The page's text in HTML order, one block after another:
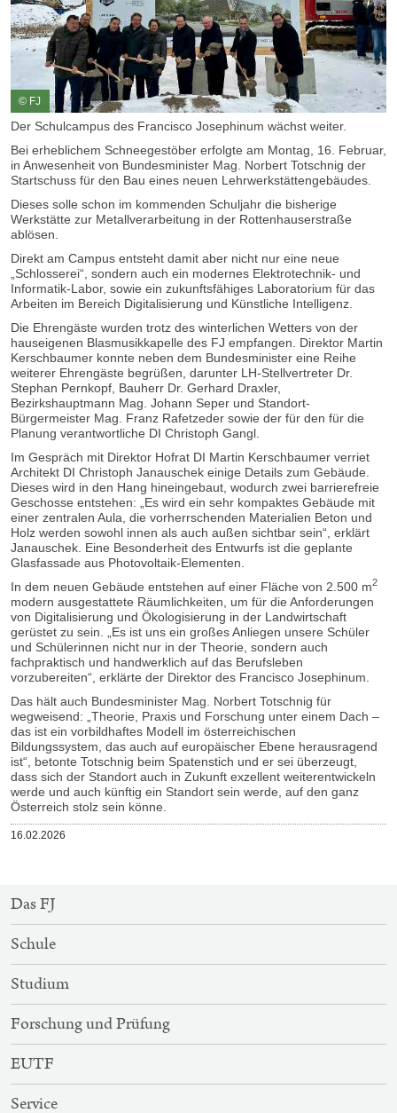
© FJ
Der Schulcampus des Francisco Josephinum wächst weiter.
Bei erheblichem Schneegestöber erfolgte am Montag, 16. Februar,
in Anwesenheit von Bundesminister Mag. Norbert Totschnig der
Startschuss für den Bau eines neuen Lehrwerkstättengebäudes.
Dieses solle schon im kommenden Schuljahr die bisherige
Werkstätte zur Metallverarbeitung in der Rottenhauserstraße
ablösen.
Direkt am Campus entsteht damit aber nicht nur eine neue
„Schlosserei“, sondern auch ein modernes Elektrotechnik- und
Informatik-Labor, sowie ein zukunftsfähiges Laboratorium für das
Arbeiten im Bereich Digitalisierung und Künstliche Intelligenz.
Die Ehrengäste wurden trotz des winterlichen Wetters von der
hauseigenen Blasmusikkapelle des FJ empfangen. Direktor Martin
Kerschbaumer konnte neben dem Bundesminister eine Reihe
weiterer Ehrengäste begrüßen, darunter LH-Stellvertreter Dr.
Stephan Pernkopf, Bauherr Dr. Gerhard Draxler,
Bezirkshauptmann Mag. Johann Seper und Standort-
Bürgermeister Mag. Franz Rafetzeder sowie der für den für die
Planung verantwortliche DI Christoph Gangl.
Im Gespräch mit Direktor Hofrat DI Martin Kerschbaumer verriet
Architekt DI Christoph Janauschek einige Details zum Gebäude.
Dieses wird in den Hang hineingebaut, wodurch zwei barrierefreie
Geschosse entstehen: „Es wird ein sehr kompaktes Gebäude mit
einer zentralen Aula, die vorherrschenden Materialien Beton und
Holz werden sowohl innen als auch außen sichtbar sein“, erklärt
Janauschek. Eine Besonderheit des Entwurfs ist die geplante
Glasfassade aus Photovoltaik-Elementen.
In dem neuen Gebäude entstehen auf einer Fläche von 2.500 m2
modern ausgestattete Räumlichkeiten, um für die Anforderungen
von Digitalisierung und Ökologisierung in der Landwirtschaft
gerüstet zu sein. „Es ist uns ein großes Anliegen unsere Schüler
und Schülerinnen nicht nur in der Theorie, sondern auch
fachpraktisch und handwerklich auf das Berufsleben
vorzubereiten“, erklärte der Direktor des Francisco Josephinum.
Das hält auch Bundesminister Mag. Norbert Totschnig für
wegweisend: „Theorie, Praxis und Forschung unter einem Dach –
das ist ein vorbildhaftes Modell im österreichischen
Bildungssystem, das auch auf europäischer Ebene herausragend
ist“, betonte Totschnig beim Spatenstich und er sei überzeugt,
dass sich der Standort auch in Zukunft exzellent weiterentwickeln
werde und auch künftig ein Standort sein werde, auf den ganz
Österreich stolz sein könne.
Veröffentlicht
16.02.2026
SITEMAP-
NAVIGATION
Das FJ
Schule
Studium
Forschung und Prüfung
EUTF
Service